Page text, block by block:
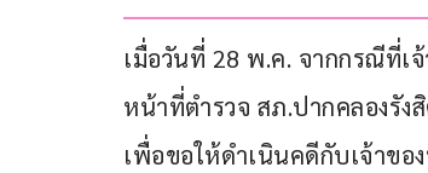
เมื่อวันที่ 28 พ.ค. จากกรณีที่เ
หน้าที่ตำรวจ สภ.ปากคลองรั
เพื่อขอให้ดำเนินคดีกับเจ้าข